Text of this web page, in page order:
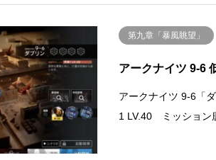
第九章「暴風眺望」
アークナイツ 9-6
アークナイツ 9-6「
1 LV.40 ミッション